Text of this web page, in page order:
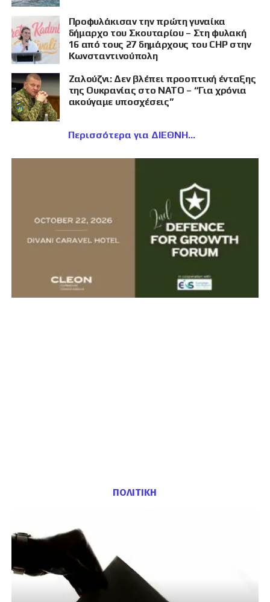
Προφυλάκισαν την πρώτη γυναίκα
δήμαρχο του Σκουταρίου – Στη φυλακή
16 από τους 27 δημάρχους του CHP στην
Κωνσταντινούπολη
Ζαλούζνι: Δεν βλέπει προοπτική ένταξης
της Ουκρανίας στο ΝΑΤΟ – “Για χρόνια
ακούγαμε υποσχέσεις”
Περισσότερα για ΔΙΕΘΝΗ
ΠΟΛΙΤΙΚΗ